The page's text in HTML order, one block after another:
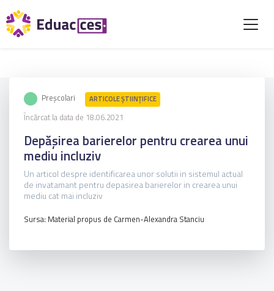
Preșcolari ARTICOLE ŞTIINȚIFICE
Încărcat la data de 18.06.2021
Depășirea barierelor pentru crearea unui
mediu incluziv
Un articol despre identificarea unor solutii in sistemul actual
de invatamant pentru depasirea barierelor in crearea unui
mediu cat mai incluziv
Sursa: Material propus de Carmen-Alexandra Stanciu